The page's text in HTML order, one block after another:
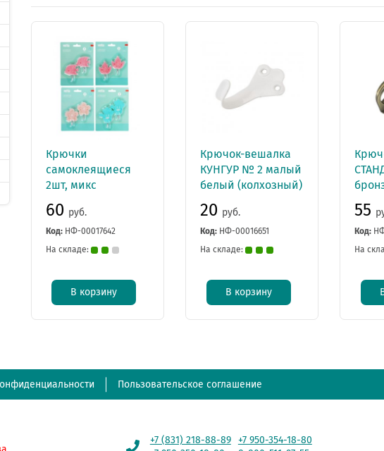
Крючки
самоклеящиеся
2шт, микс
60 руб.
Код: НФ-00017642
На складе:
В корзину
Крючок-вешалка
КУНГУР № 2 малый
белый (колхозный)
20 руб.
Код: НФ-00016651
На складе:
В корзину
55
Код:
На
Пользовательское соглашение
+7 (831) 218-88-89 +7 950-354-18-80